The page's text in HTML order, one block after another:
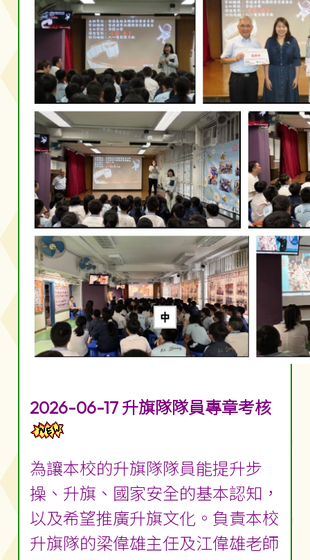
2026-06-17 升旗隊隊員專章考核
為讓本校的升旗隊隊員能提升步
操、升旗、國家安全的基本認知，
以及希望推廣升旗文化。負責本校
升旗隊的梁偉雄主任及江偉雄老師